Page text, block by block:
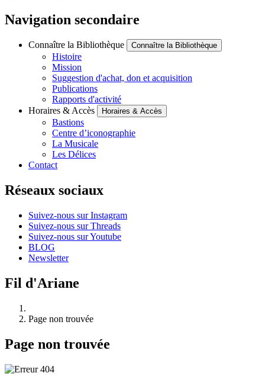
Navigation secondaire
Connaître la Bibliothèque Connaître la Bibliothèque
Histoire
Mission
Suggestion d'achat, don et acquisition
Publications
Rapports d'activité
Horaires & Accès
Horaires & Accès
Bastions
Centre d’iconographie
La Musicale
Les Délices
Contact
Réseaux sociaux
Suivez-nous sur Instagram
Suivez-nous sur Threads
Suivez-nous sur Youtube
BLOG
Newsletter
Fil d'Ariane
Page non trouvée
Page non trouvée